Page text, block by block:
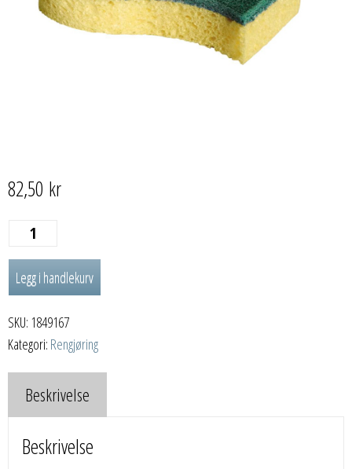
82,50 kr
BLANCO
Spontex
grønn
antall
Legg i handlekurv
SKU: 1849167
Kategori: Rengjøring
Beskrivelse
Beskrivelse